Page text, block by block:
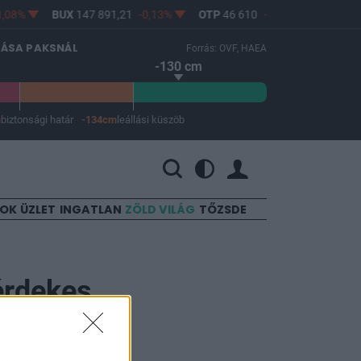
BUX147 891,21 -0,13% OTP46 610 -0,3%
PAKSNÁL Forrás: OVF, HAEA
-130 cm
biztonsági határ -134cm leállási küszöb
ÜZLET INGATLAN ZÖLD VILÁG TŐZSDE